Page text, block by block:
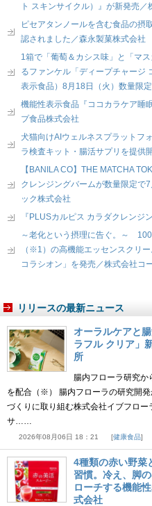
ト スキンサイクル）』が新発売／
ピセアタンノールを含む食品の摂
認されました／森永製菓株式会社
1箱で「葡萄＆カシス味」と「マ
るファンケル「ディープチャージ
表示食品）8月18日（火）数量限
機能性表示食品『ココカラケア睡
プ食品株式会社
犬猫向けAIウェルネスプラットフ
ラ検査キット・腸活サプリを提供
【BANILA CO】THE MATCHA
クレンジングバームが数量限定で
ック株式会社
『PLUSカルピス カラダクレンジ
～老化という摂理に告ぐ。～
（※1）の高機能エッセンスクリ
コラシオン」を発売／株式会社コ
リリースの最新ニュース
オーラルケアと
ラフル クリア」
所
腸内フローラ研究
を配合（※） 腸内フローラの研究開
づくりに取り組む株式会社イブフロ
サ……
2026年08月06日 18：21 健康食品
4種類の赤い野菜
習慣。冷え、脚
ローチする機能
式会社